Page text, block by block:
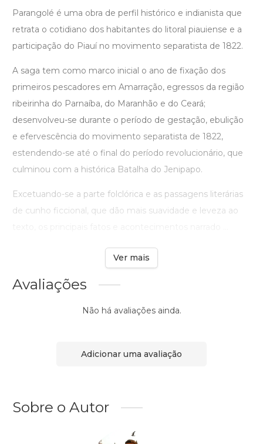
Parangolé é uma obra de perfil histórico e indianista que
retrata o cotidiano dos habitantes do litoral piauiense e a
participação do Piauí no movimento separatista de 1822.
A saga tem como marco inicial o ano de fixação dos
primeiros pescadores em Amarração, egressos da região
ribeirinha do Parnaíba, do Maranhão e do Ceará;
desenvolveu-se durante o período de gestação, ebulição
e efervescência do movimento separatista de 1822,
estendendo-se até o final do período revolucionário, que
culminou com a histórica Batalha do Jenipapo.
Excetuando-se a parte folclórica e as passagens literárias
de cunho ficcional, que dão mais suavidade e leveza ao
Ver mais
Avaliações
Não há avaliações ainda.
Adicionar uma avaliação
Sobre o Autor